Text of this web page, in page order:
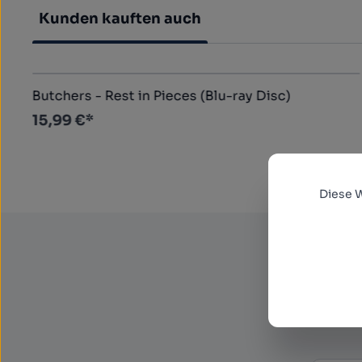
Kunden kauften auch
Butchers - Rest in Pieces (Blu-ray Disc)
15,99 €*
Diese